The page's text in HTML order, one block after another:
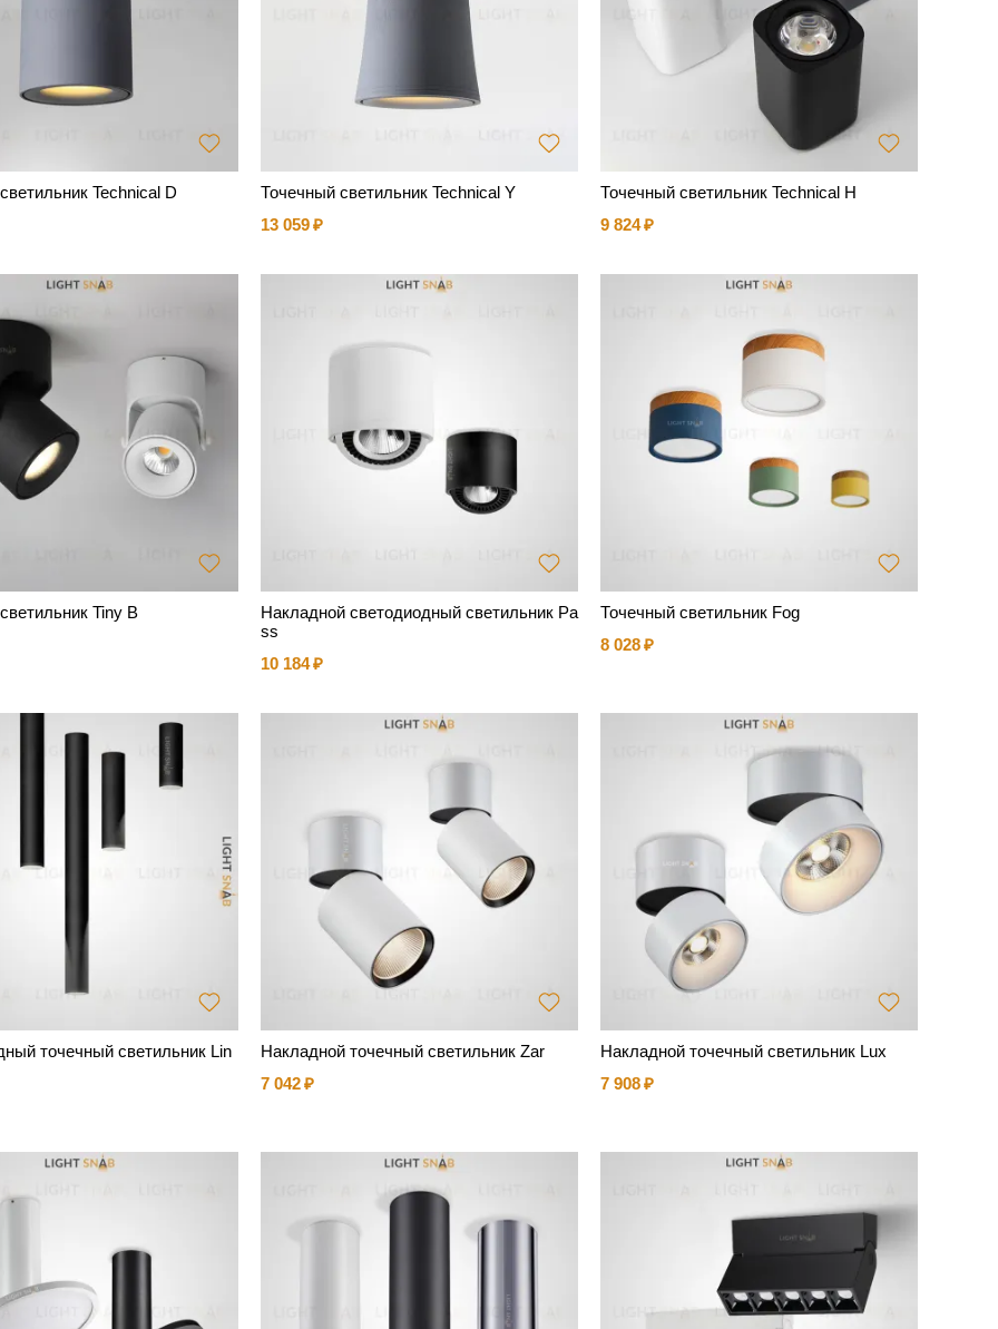
Technical D
Точечный светильник Technical Y
13 059
Точечный светильник Technical H
9 824
Tiny B
Накладной светодиодный светильник Pa
ss
10 184
Точечный светильник Fog
8 028
точечный светильник Lin
Накладной точечный светильник Zar
7 042
Накладной точечный светильник Lux
7 908